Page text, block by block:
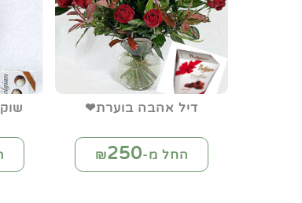
דיל אהבה בוערת❤
החל מ-₪250